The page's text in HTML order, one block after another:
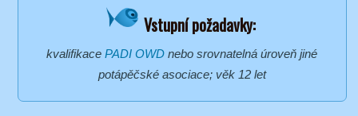
Vstupní požadavky:
kvalifikacePADI OWD nebo srovnatelná úroveň jiné
potápěčské asociace; věk 12 let